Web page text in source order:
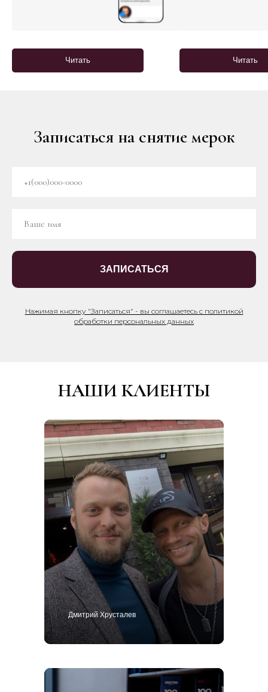
Читать Читать
Записаться на снятие мерок
ЗАПИСАТЬСЯ
Нажимая кнопку "Записаться" - вы соглашаетесь с политикой
обработки персональных данных
НАШИ КЛИЕНТЫ
Дмитрий Хрусталев